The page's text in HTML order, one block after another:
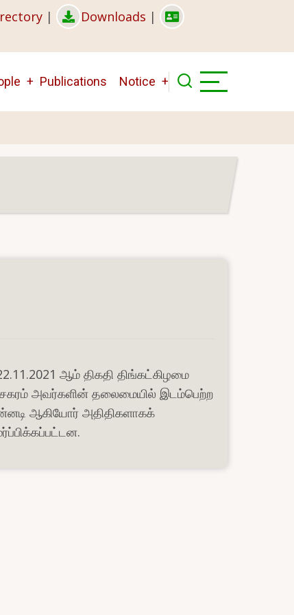
| Downloads |
Publications Notice
ஆம் திகதி திங்கட்கிழமை
அவர்களின் தலைமையில் இடம்பெற்ற
ஆகியோர் அதிதிகளாகக்